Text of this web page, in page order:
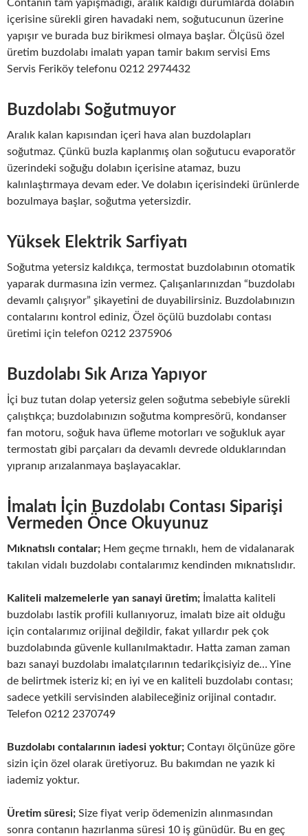
Contanın tam yapışmadığı, aralık kaldığı durumlarda dolabın
içerisine sürekli giren havadaki nem, soğutucunun üzerine
yapışır ve burada buz birikmesi olmaya başlar. Ölçüsü özel
üretim buzdolabı imalatı yapan tamir bakım servisi Ems
Servis Feriköy telefonu 0212 2974432
Buzdolabı Soğutmuyor
Aralık kalan kapısından içeri hava alan buzdolapları
soğutmaz. Çünkü buzla kaplanmış olan soğutucu evaporatör
üzerindeki soğuğu dolabın içerisine atamaz, buzu
kalınlaştırmaya devam eder. Ve dolabın içerisindeki ürünlerde
bozulmaya başlar, soğutma yetersizdir.
Yüksek Elektrik Sarfiyatı
Soğutma yetersiz kaldıkça, termostat buzdolabının otomatik
yaparak durmasına izin vermez. Çalışanlarınızdan “buzdolabı
devamlı çalışıyor” şikayetini de duyabilirsiniz. Buzdolabınızın
contalarını kontrol ediniz, Özel öçülü buzdolabı contası
üretimi için telefon 0212 2375906
Buzdolabı Sık Arıza Yapıyor
İçi buz tutan dolap yetersiz gelen soğutma sebebiyle sürekli
çalıştıkça; buzdolabınızın soğutma kompresörü, kondanser
fan motoru, soğuk hava üfleme motorları ve soğukluk ayar
termostatı gibi parçaları da devamlı devrede olduklarından
yıpranıp arızalanmaya başlayacaklar.
İmalatı İçin Buzdolabı Contası Siparişi
Vermeden Önce Okuyunuz
Mıknatıslı contalar; Hem geçme tırnaklı, hem de vidalanarak
takılan vidalı buzdolabı contalarımız kendinden mıknatıslıdır.
Kaliteli malzemelerle yan sanayi üretim; İmalatta kaliteli
buzdolabı lastik profili kullanıyoruz, imalatı bize ait olduğu
için contalarımız orijinal değildir, fakat yıllardır pek çok
buzdolabında güvenle kullanılmaktadır. Hatta zaman zaman
bazı sanayi buzdolabı imalatçılarının tedarikçisiyiz de… Yine
de belirtmek isteriz ki; en iyi ve en kaliteli buzdolabı contası;
sadece yetkili servisinden alabileceğiniz orijinal contadır.
Telefon 0212 2370749
Buzdolabı contalarının iadesi yoktur; Contayı ölçünüze göre
sizin için özel olarak üretiyoruz. Bu bakımdan ne yazık ki
iademiz yoktur.
Üretim süresi; Size fiyat verip ödemenizin alınmasından
sonra contanın hazırlanma süresi 10 iş günüdür. Bu en geç